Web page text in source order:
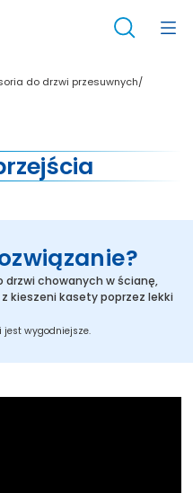
do drzwi przesuwnych/
drzwi chowanych w ścianę,
kieszeni kasety poprzez lekki
wygodniejsze.